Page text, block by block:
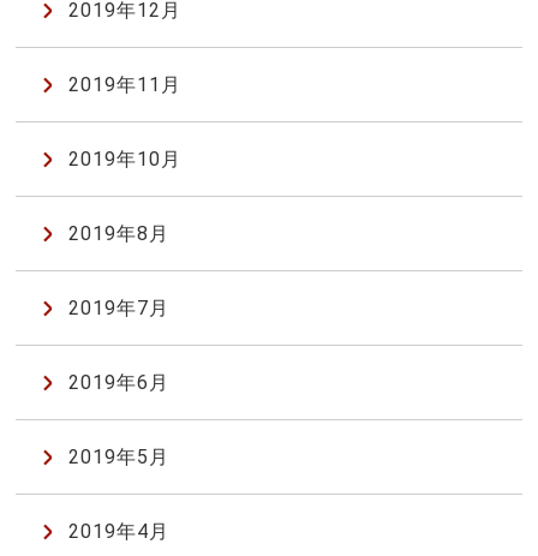
2019年12月
2019年11月
2019年10月
2019年8月
2019年7月
2019年6月
2019年5月
2019年4月